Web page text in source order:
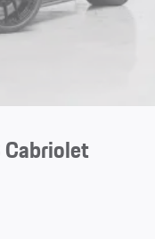
Cabriolet